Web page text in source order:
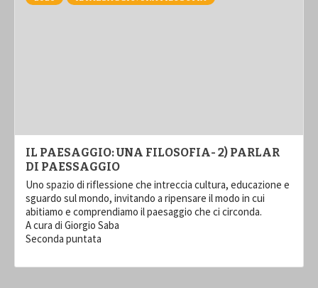
IL PAESAGGIO: UNA FILOSOFIA- 2) PARLAR
DI PAESSAGGIO
Uno spazio di riflessione che intreccia cultura, educazione e
sguardo sul mondo, invitando a ripensare il modo in cui
abitiamo e comprendiamo il paesaggio che ci circonda.
A cura di Giorgio Saba
Seconda puntata